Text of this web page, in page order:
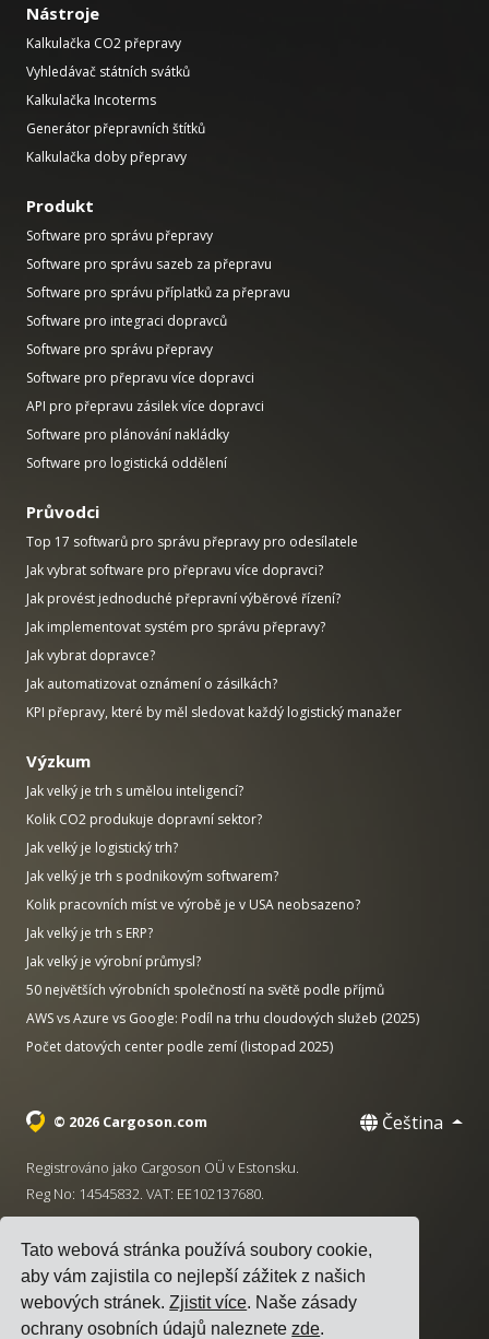
Tato webová stránka používá soubory cookie,
aby vám zajistila co nejlepší zážitek z našich
webových stránek.Zjistit více. Naše zásady
ochrany osobních údajů naleznete zde.
Nástroje
Kalkulačka CO2 přepravy
Vyhledávač státních svátků
Kalkulačka Incoterms
Generátor přepravních štítků
Kalkulačka doby přepravy
Produkt
Software pro správu přepravy
Software pro správu sazeb za přepravu
Software pro správu příplatků za přepravu
Software pro integraci dopravců
Software pro správu přepravy
Software pro přepravu více dopravci
API pro přepravu zásilek více dopravci
Software pro plánování nakládky
Software pro logistická oddělení
Průvodci
Top 17 softwarů pro správu přepravy pro odesílatele
Jak vybrat software pro přepravu více dopravci?
Jak provést jednoduché přepravní výběrové řízení?
Jak implementovat systém pro správu přepravy?
Jak vybrat dopravce?
Jak automatizovat oznámení o zásilkách?
KPI přepravy, které by měl sledovat každý logistický manažer
Výzkum
Jak velký je trh s umělou inteligencí?
Kolik CO2 produkuje dopravní sektor?
Jak velký je logistický trh?
Jak velký je trh s podnikovým softwarem?
Kolik pracovních míst ve výrobě je v USA neobsazeno?
Jak velký je trh s ERP?
Jak velký je výrobní průmysl?
50 největších výrobních společností na světě podle příjmů
AWS vs Azure vs Google: Podíl na trhu cloudových služeb (2025)
Počet datových center podle zemí (listopad 2025)
© 2026 Cargoson.com Čeština
Registrováno jako Cargoson OÜ v Estonsku.
Reg No: 14545832. VAT: EE102137680.
· hello@cargoson.com
Smluvní podmínky |Zásady ochrany osobních údajů